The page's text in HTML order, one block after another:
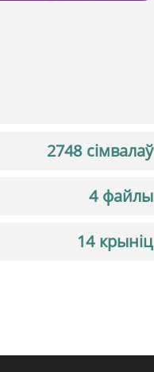
2748 сімвалаў
4 файлы
14 крыніц